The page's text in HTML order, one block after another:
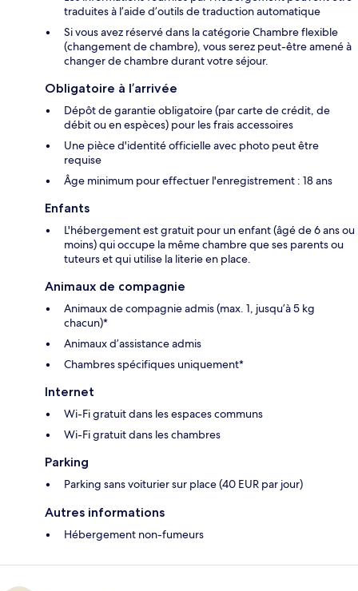
traduites à l’aide d’outils de traduction automatique
Si vous avez réservé dans la catégorie Chambre flexible
(changement de chambre), vous serez peut-être amené à
changer de chambre durant votre séjour.
Obligatoire à l’arrivée
Dépôt de garantie obligatoire (par carte de crédit, de
débit ou en espèces) pour les frais accessoires
Une pièce d'identité officielle avec photo peut être
requise
Âge minimum pour effectuer l'enregistrement : 18 ans
Enfants
L'hébergement est gratuit pour un enfant (âgé de 6 ans ou
moins) qui occupe la même chambre que ses parents ou
tuteurs et qui utilise la literie en place.
Animaux de compagnie
Animaux de compagnie admis (max. 1, jusqu’à 5 kg
chacun)*
Animaux d’assistance admis
Chambres spécifiques uniquement*
Internet
Wi-Fi gratuit dans les espaces communs
Wi-Fi gratuit dans les chambres
Parking
Parking sans voiturier sur place (40 EUR par jour)
Autres informations
Hébergement non-fumeurs